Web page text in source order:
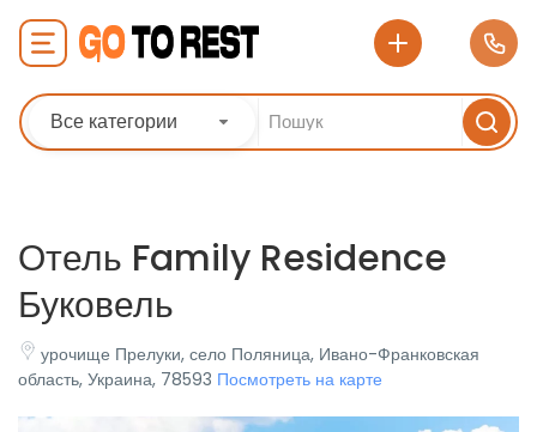
Все категории
Отель Family Residence
Буковель
урочище Прелуки, село Поляница, Ивано-Франковская
область, Украина, 78593 Посмотреть на карте